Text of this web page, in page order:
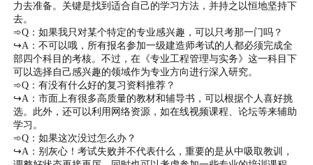
力去准备。关键是找到适合自己的学习方法，并持之以恒地坚持下
去。
➾Q：如果我只对某个特定的专业感兴趣，可以只考那一门吗？
↪A：不可以哦，所有报名参加一级建造师考试的人都必须完成全
部四个科目的考核。不过，在《专业工程管理与实务》这一科目下
可以选择自己感兴趣的领域作为专业方向进行深入研究。
➾Q：有没有什么好的复习资料推荐？
↪A：市面上有很多高质量的教材和辅导书，可以根据个人喜好挑
选。此外，还可以利用网络资源，如在线视频课程、论坛等来辅助
学习。
➾Q：如果这次没过怎么办？
↪A：别灰心！考试失败并不代表什么，重要的是从中吸取教训，